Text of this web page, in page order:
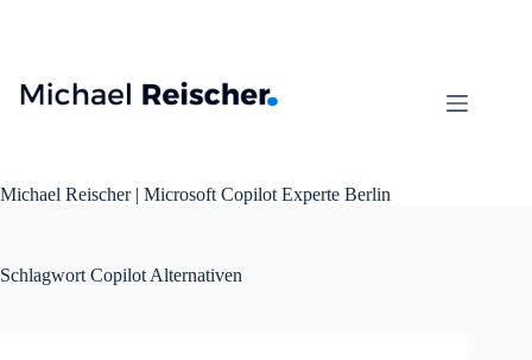
Michael Reischer | Microsoft Copilot Experte Berlin
Schlagwort Copilot Alternativen